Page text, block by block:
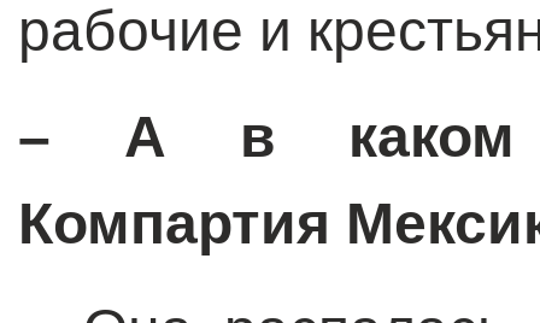
рабочие и
– А в каком
Компартия